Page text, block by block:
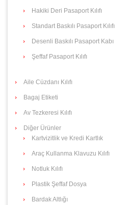
Hakiki Deri Pasaport Kılıfı
Standart Baskılı Pasaport Kılıfı
Desenli Baskılı Pasaport Kabı
Şeffaf Pasaport Kılıfı
Aile Cüzdanı Kılıfı
Bagaj Etiketi
Av Tezkeresi Kılıfı
Diğer Ürünler
Kartvizitlik ve Kredi Kartlık
Araç Kullanma Klavuzu Kılıfı
Notluk Kılıfı
Plastik Şeffaf Dosya
Bardak Altlığı